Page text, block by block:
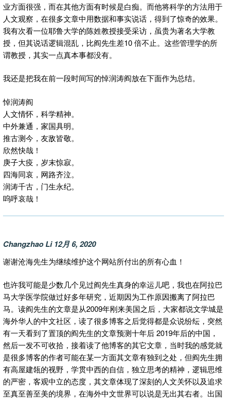
业方面很强，而在其他方面有时候是白痴。而他将科学的方法用于
人文观察，在很多文章中用数据和事实说话，得到了惊奇的效果。
我有次看一位耶鲁大学的陈姓教授接受采访，虽贵为著名大学教
授，但其说话逻辑混乱，比阎先生差10 倍不止。这些管理学的所
谓教授，其实一点真本事都没有。
我还是把我在前一段时间写的悼润涛阎放在下面作为总结。
悼润涛阎
人文情怀，科学精神。
中外兼通，家国具明。
推古测今，友敌皆敬。
欣然快哉！
庚子大疫，岁末惊寂。
四海同哀，网路齐泣。
润涛千古，门生永纪。
呜呼哀哉！
Changzhao Li 12月 6, 2020
谢谢沧海先生为继续维护这个网站所付出的所有心血！
也许我可能是少数几个见过阎先生真身的幸运儿吧，我也在阿拉巴
马大学医学院做过好多年研究，近期因为工作原因搬离了阿拉巴
马。读阎先生的文章是从2009年刚来美国之后，大家都说文学城是
海外华人的中文社区，读了很多博客之后觉得都是众说纷纭，突然
有一天看到了置顶的阎先生的文章预测十年后 2019年后的中国，
然后一发不可收拾，接着读了他博客的其它文章，当时我的感觉就
是很多博客的作者可能在某一方面其文章有独到之处，但阎先生拥
有高屋建瓴的视野，学贯中西的自信，独立思考的精神，逻辑思维
的严密，客观中立的态度，其文章体现了深刻的人文关怀以及追求
至真至善至美的境界，在海外中文世界可以说是无出其右者。出国